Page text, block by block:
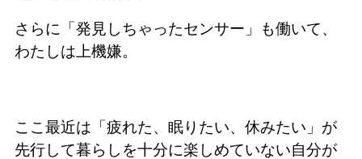
さらに「発見しちゃったセンサー」も働いて、
わたしは上機嫌。
ここ最近は「疲れた、眠りたい、休みたい」が
先行して暮らしを十分に楽しめていない自分が